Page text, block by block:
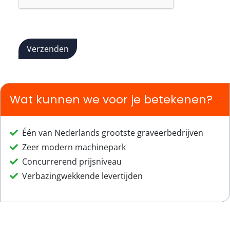
Verzenden
Wat kunnen we voor je betekenen?
Één van Nederlands grootste graveerbedrijven
Zeer modern machinepark
Concurrerend prijsniveau
Verbazingwekkende levertijden